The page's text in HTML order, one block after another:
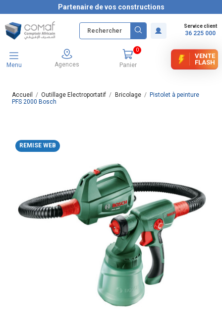
Partenaire de vos constructions
Service client
36 225 000
Menu Agences Panier
0
VENTE
FLASH
Accueil Outillage Electroportatif Bricolage
Pistolet à peinture
PFS 2000 Bosch
REMISE WEB